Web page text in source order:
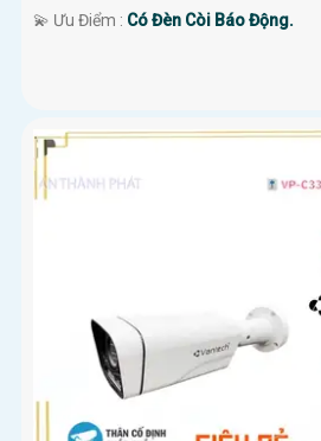
️💫 Ưu Điểm : Có Đèn Còi Báo Động.